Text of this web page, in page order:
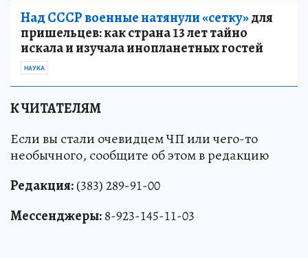
Над СССР военные натянули «сетку»для
пришельцев: как страна 13 лет тайно
искала и изучала инопланетных гостей
НАУКА
К ЧИТАТЕЛЯМ
Если вы стали очевидцем ЧП или чего-то
необычного, сообщите об этом в редакцию
Редакция:(383) 289-91-00
Мессенджеры:8-923-145-11-03